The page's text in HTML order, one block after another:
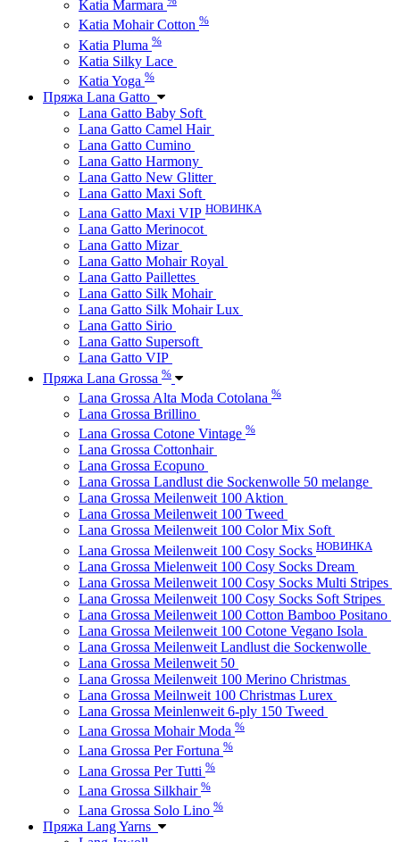
Katia Marmara
Katia Mohair Cotton %
Katia Pluma %
Katia Silky Lace
Katia Yoga %
Пряжа Lana Gatto
Lana Gatto Baby Soft
Lana Gatto Camel Hair
Lana Gatto Cumino
Lana Gatto Harmony
Lana Gatto New Glitter
Lana Gatto Maxi Soft
Lana Gatto Maxi VIP НОВИНКА
Lana Gatto Merinocot
Lana Gatto Mizar
Lana Gatto Mohair Royal
Lana Gatto Paillettes
Lana Gatto Silk Mohair
Lana Gatto Silk Mohair Lux
Lana Gatto Sirio
Lana Gatto Supersoft
Lana Gatto VIP
Пряжа Lana Grossa %
Lana Grossa Alta Moda Cotolana %
Lana Grossa Brillino
Lana Grossa Cotone Vintage %
Lana Grossa Cottonhair
Lana Grossa Ecopuno
Lana Grossa Landlust die Sockenwolle 50 melange
Lana Grossa Meilenweit 100 Aktion
Lana Grossa Meilenweit 100 Tweed
Lana Grossa Meilenweit 100 Color Mix Soft
Lana Grossa Meilenweit 100 Cosy Socks НОВИНКА
Lana Grossa Mielenweit 100 Cosy Socks Dream
Lana Grossa Meilenweit 100 Cosy Socks Multi Stripes
Lana Grossa Meilenweit 100 Cosy Socks Soft Stripes
Lana Grossa Meilenweit 100 Cotton Bamboo Positano
Lana Grossa Meilenweit 100 Cotone Vegano Isola
Lana Grossa Meilenweit Landlust die Sockenwolle
Lana Grossa Meilenweit 50
Lana Grossa Meilenweit 100 Merino Christmas
Lana Grossa Meilnweit 100 Christmas Lurex
Lana Grossa Meinlenweit 6-ply 150 Tweed
Lana Grossa Mohair Moda %
Lana Grossa Per Fortuna %
Lana Grossa Per Tutti %
Lana Grossa Silkhair %
Lana Grossa Solo Lino %
Пряжа Lang Yarns